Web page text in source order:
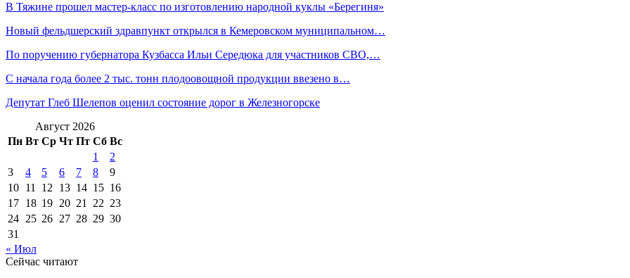
В Тяжине прошел мастер-класс по изготовлению народной куклы «Берегиня»
Новый фельдшерский здравпункт открылся в Кемеровском муниципальном…
По поручению губернатора Кузбасса Ильи Середюка для участников СВО,…
С начала года более 2 тыс. тонн плодоовощной продукции ввезено в…
Депутат Глеб Шелепов оценил состояние дорог в Железногорске
Август 2026
Пн Вт Ср Чт Пт Сб Вс
1
2
3
4 5 6 7 8
9
10 11 12 13 14 15 16
17 18 19 20 21 22 23
24 25 26 27 28 29 30
31
« Июл
Сейчас читают